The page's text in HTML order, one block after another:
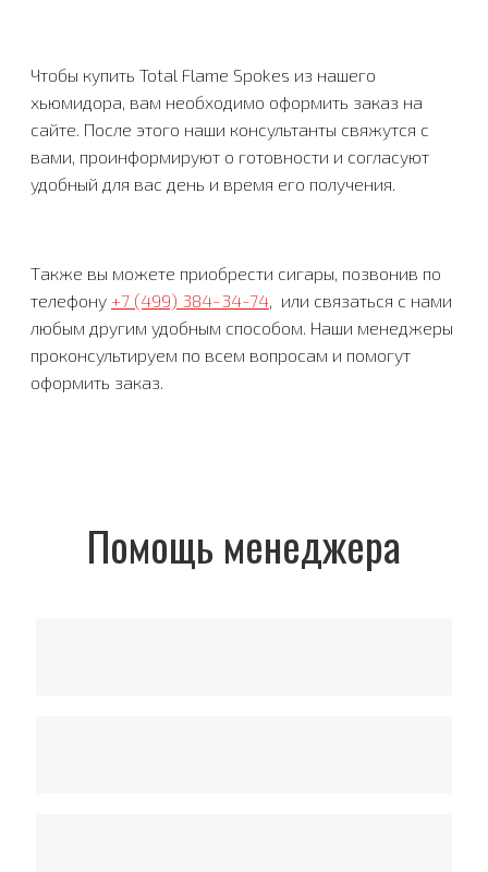
Чтобы купить Total Flame Spokes из нашего
хьюмидора, вам необходимо оформить заказ на
сайте. После этого наши консультанты свяжутся с
вами, проинформируют о готовности и согласуют
удобный для вас день и время его получения.
Также вы можете приобрести сигары, позвонив по
телефону +7 (499) 384-34-74, или связаться с нами
любым другим удобным способом. Наши менеджеры
проконсультируем по всем вопросам и помогут
оформить заказ.
Помощь менеджера